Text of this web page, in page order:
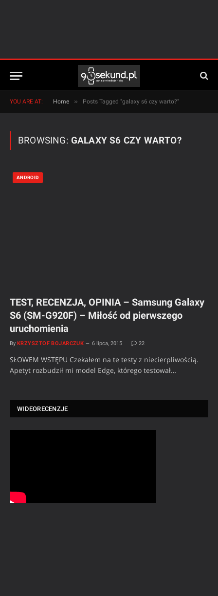
YOU ARE AT: Home » Posts Tagged "galaxy s6 czy warto?"
BROWSING: GALAXY S6 CZY WARTO?
ANDROID
TEST, RECENZJA, OPINIA – Samsung Galaxy
S6 (SM-G920F) – Miłość od pierwszego
uruchomienia
By KRZYSZTOF BOJARCZUK 6 lipca, 2015 22
SŁOWEM WSTĘPU Czekałem na te testy z niecierpliwością.
Apetyt rozbudził mi model Edge, którego testował…
WIDEORECENZJE